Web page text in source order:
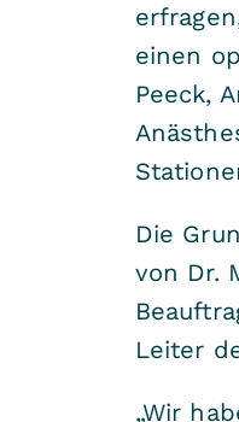
einen
Peeck,
Die
von Dr.
Leiter
„Wir